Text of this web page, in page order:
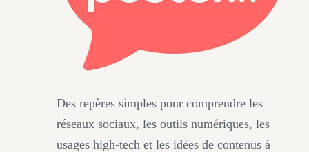
Des repères simples pour comprendre les
réseaux sociaux, les outils numériques, les
usages high-tech et les idées de contenus à